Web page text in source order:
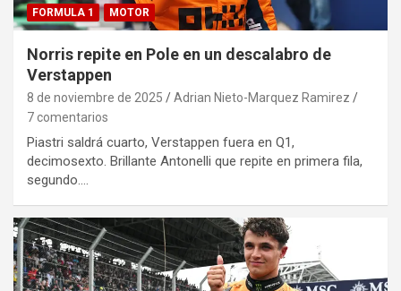
FORMULA 1 MOTOR
Norris repite en Pole en un descalabro de
Verstappen
8 de noviembre de 2025
Adrian Nieto-Marquez Ramirez
7 comentarios
Piastri saldrá cuarto, Verstappen fuera en Q1,
decimosexto. Brillante Antonelli que repite en primera fila,
segundo.…